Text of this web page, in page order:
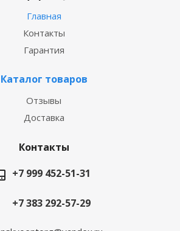
Главная
Контакты
Гарантия
Каталог товаров
Отзывы
Доставка
Контакты
+7 999 452-51-31
+7 383 292-57-29